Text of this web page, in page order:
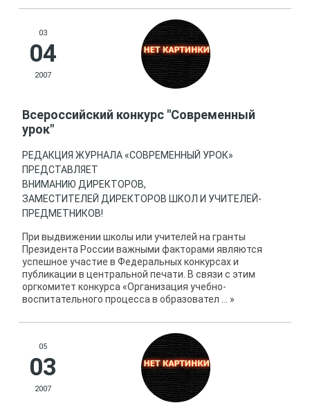
03
04
2007
Всероссийский конкурс "Современный
урок"
РЕДАКЦИЯ ЖУРНАЛА «СОВРЕМЕННЫЙ УРОК»
ПРЕДСТАВЛЯЕТ
ВНИМАНИЮ ДИРЕКТОРОВ,
ЗАМЕСТИТЕЛЕЙ ДИРЕКТОРОВ ШКОЛ И УЧИТЕЛЕЙ-
ПРЕДМЕТНИКОВ!
При выдвижении школы или учителей на гранты
Президента России важными факторами являются
успешное участие в Федеральных конкурсах и
публикации в центральной печати. В связи с этим
оргкомитет конкурса «Организация учебно-
воспитательного процесса в образовател
»
05
03
2007